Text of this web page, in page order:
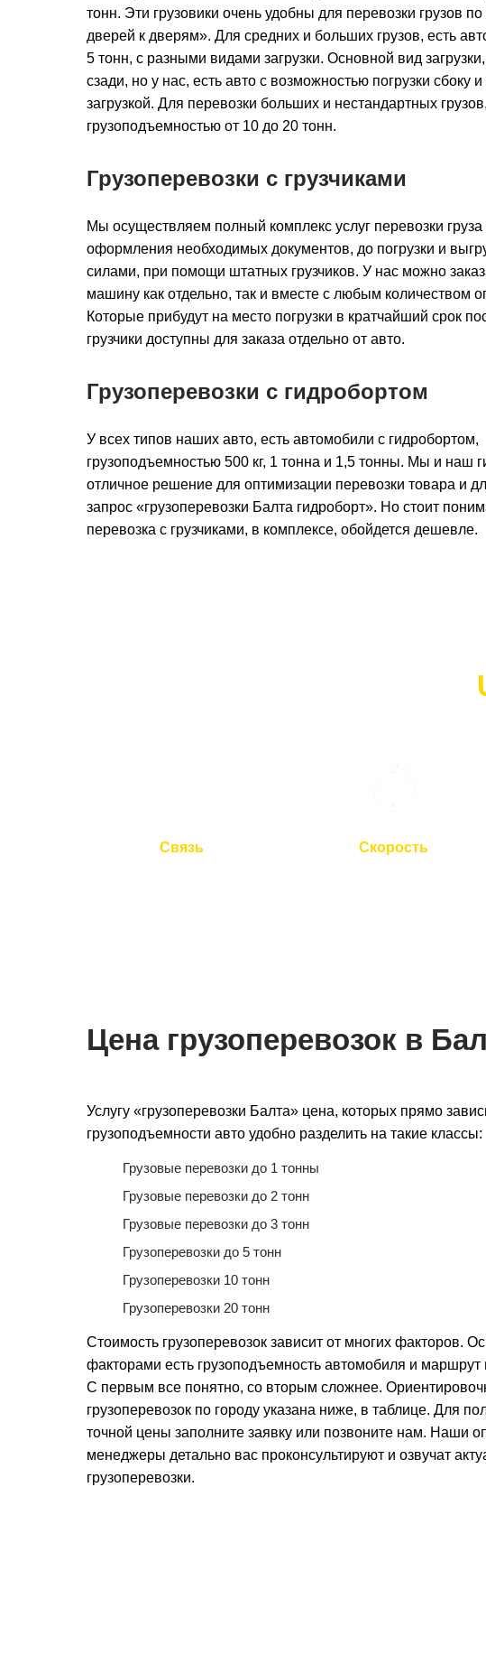
тонн. Эти грузовики очень удобны для перевозки грузов по
дверей к дверям». Для средних и больших грузов, есть
5 тонн, с разными видами загрузки. Основной вид
сзади, но у нас, есть авто с возможностью погрузки сбоку
загрузкой. Для перевозки больших и нестандартных
грузоподъемностью от 10 до 20 тонн.
Грузоперевозки с грузчиками
Мы осуществляем полный комплекс услуг перевозки
оформления необходимых документов, до погрузки и
силами, при помощи штатных грузчиков. У нас можно
машину как отдельно, так и вместе с любым количеством
Которые прибудут на место погрузки в кратчайший срок
грузчики доступны для заказа отдельно от авто.
Грузоперевозки с гидробортом
У всех типов наших авто, есть автомобили с гидробортом,
грузоподъемностью 500 кг, 1 тонна и 1,5 тонны. Мы и наш
отличное решение для оптимизации перевозки товара и
запрос «грузоперевозки Балта гидроборт». Но стоит
перевозка с грузчиками, в комплексе, обойдется дешевле.
Связь
Скорость
Цена грузоперевозок в
Услугу «грузоперевозки Балта» цена, которых прямо
грузоподъемности авто удобно разделить на такие классы:
Грузовые перевозки до 1 тонны
Грузовые перевозки до 2 тонн
Грузовые перевозки до 3 тонн
Грузоперевозки до 5 тонн
Грузоперевозки 10 тонн
Грузоперевозки 20 тонн
Стоимость грузоперевозок зависит от многих факторов.
факторами есть грузоподъемность автомобиля и маршрут
С первым все понятно, со вторым сложнее.
грузоперевозок по городу указана ниже, в таблице. Для
точной цены заполните заявку или позвоните нам. Наши
менеджеры детально вас проконсультируют и озвучат
грузоперевозки.